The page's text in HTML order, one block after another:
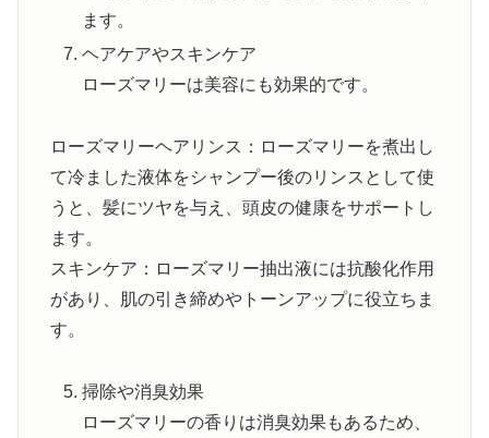
ます。
ヘアケアやスキンケア
ローズマリーは美容にも効果的です。
ローズマリーヘアリンス：ローズマリーを煮出し
て冷ました液体をシャンプー後のリンスとして使
うと、髪にツヤを与え、頭皮の健康をサポートし
ます。
スキンケア：ローズマリー抽出液には抗酸化作用
があり、肌の引き締めやトーンアップに役立ちま
す。
掃除や消臭効果
ローズマリーの香りは消臭効果もあるため、